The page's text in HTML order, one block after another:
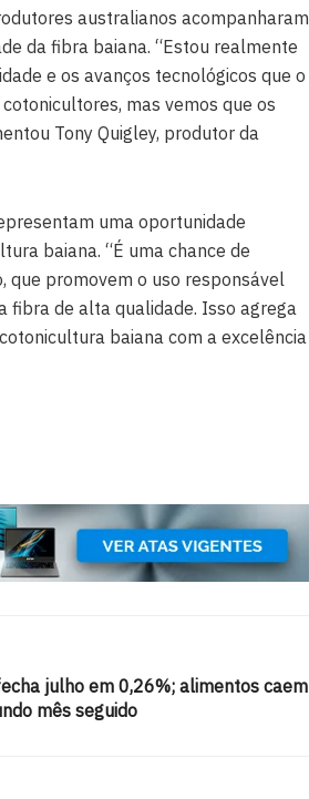
australianos acompanharam
da fibra baiana. “Estou realmente
e os avanços tecnológicos que o
mas vemos que os
Tony Quigley, produtor da
uma oportunidade
baiana. “É uma chance de
que promovem o uso responsável
fibra de alta qualidade. Isso agrega
baiana com a excelência
julho em 0,26%; alimentos caem
mês seguido